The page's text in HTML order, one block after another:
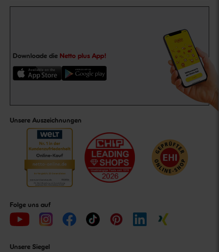
Downloade die Netto plus App!
Unsere Auszeichnungen
Folge uns auf
Unsere Siegel